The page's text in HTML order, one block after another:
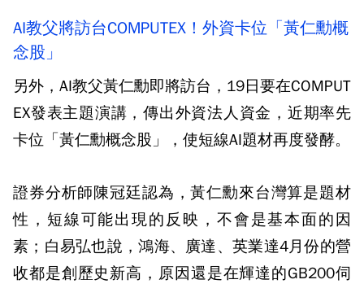
AI教父將訪台COMPUTEX！外資卡位「黃仁勳概
念股」
另外，AI教父黃仁勳即將訪台，19日要在COMPUT
EX發表主題演講，傳出外資法人資金，近期率先
卡位「黃仁勳概念股」，使短線AI題材再度發酵。
證券分析師陳冠廷認為，黃仁勳來台灣算是題材
性，短線可能出現的反映，不會是基本面的因
素；白易弘也說，鴻海、廣達、英業達4月份的營
收都是創歷史新高，原因還是在輝達的GB200伺